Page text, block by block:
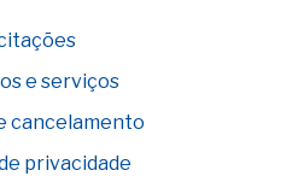
e serviços
cancelamento
privacidade